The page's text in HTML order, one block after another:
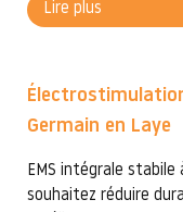
Lire plus
Germain en Laye
EMS intégrale stabile
souhaitez réduire